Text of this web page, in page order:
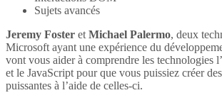
Sujets avancés
Jeremy Foster et Michael Palermo, deux
Microsoft ayant une expérience du
vont vous aider à comprendre les technologies
et le JavaScript pour que vous puissiez créer
puissantes à l’aide de celles-ci.